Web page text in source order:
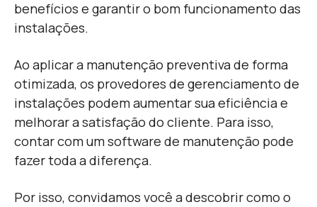
benefícios e garantir o bom funcionamento das
instalações.
Ao aplicar a manutenção preventiva de forma
otimizada, os provedores de gerenciamento de
instalações podem aumentar sua eficiência e
melhorar a satisfação do cliente. Para isso,
contar com um software de manutenção pode
fazer toda a diferença.
Por isso, convidamos você a descobrir como o